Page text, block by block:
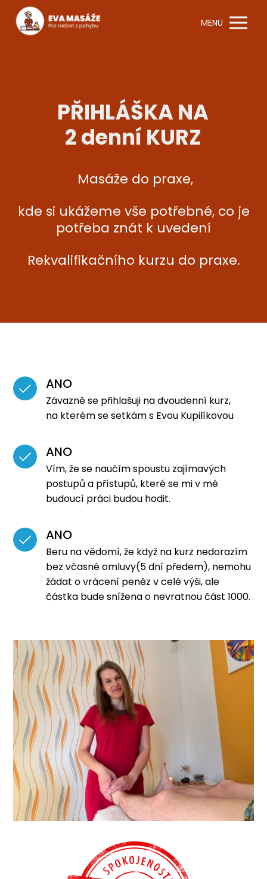
MENU
PŘIHLÁŠKA NA
2 denní KURZ
Masáže do praxe,
kde si ukážeme vše potřebné, co je
potřeba znát k uvedení
Rekvalifikačního kurzu do praxe.
ANO
Závazně se přihlašuji na dvoudenní kurz,
na kterém se setkám s Evou Kupilíkovou
ANO
Vím, že se naučím spoustu zajímavých
postupů a přístupů, které se mi v mé
budoucí práci budou hodit.
ANO
Beru na vědomí, že když na kurz nedorazím
bez včasné omluvy(5 dní předem), nemohu
žádat o vrácení peněz v celé výši, ale
částka bude snížena o nevratnou část 1000.